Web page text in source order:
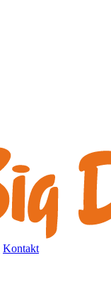
Kontakt